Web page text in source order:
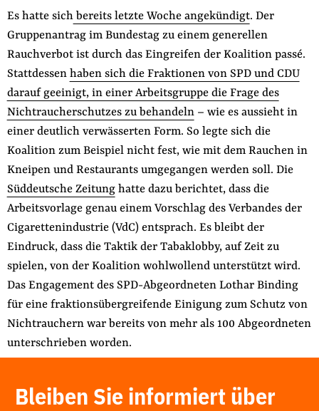
Appelle unterzeichnen
Kontakt
Impressum
Suche
auf
der
Website
Folge Uns
FacebookMastodon
BlueskyInstagram
YoutubeLinkedIn
Feed
Es hatte sichbereits letzte Woche angekündigt. Der
Gruppenantrag im Bundestag zu einem generellen
Rauchverbot ist durch das Eingreifen der Koalition passé.
Stattdessen haben sich die Fraktionen von SPD und CDU
darauf geeinigt, in einer Arbeitsgruppe die Frage des
Nichtraucherschutzes zu behandeln– wie es aussieht in
einer deutlich verwässerten Form. So legte sich die
Koalition zum Beispiel nicht fest, wie mit dem Rauchen in
Kneipen und Restaurants umgegangen werden soll. Die
Süddeutsche Zeitunghatte dazu berichtet, dass die
Arbeitsvorlage genau einem Vorschlag des Verbandes der
Cigarettenindustrie (VdC) entsprach. Es bleibt der
Eindruck, dass die Taktik der Tabaklobby, auf Zeit zu
spielen, von der Koalition wohlwollend unterstützt wird.
Das Engagement des SPD-Abgeordneten Lothar Binding
für eine fraktionsübergreifende Einigung zum Schutz von
Nichtrauchern war bereits von mehr als 100 Abgeordneten
unterschrieben worden.
Bleiben Sie informiert über